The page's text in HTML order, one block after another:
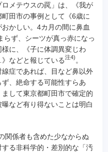
メテウスの罠」は、《我が
田市の事例として《6歳に
かしい。4カ月の間に鼻血
ず、シーツが真っ赤になっ
に、《子に体調異変じわ
などと報じている注4) 。
症であれば、目など鼻以外
、絶命する可能性すらあ
して東京都町田市で確定的
など有り得ないことは明白
関係者も含めた少なからぬ
る非科学的・差別的な「汚